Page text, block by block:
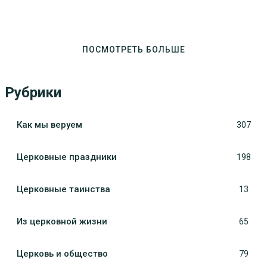
ПОСМОТРЕТЬ БОЛЬШЕ
Рубрики
Как мы веруем 307
Церковные праздники 198
Церковные таинства 13
Из церковной жизни 65
Церковь и общество 79